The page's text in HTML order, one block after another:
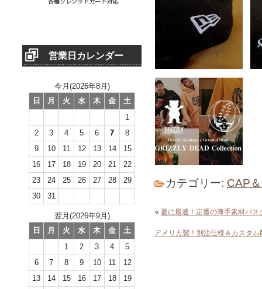
営業日カレンダー
今月(2026年8月)
日
月 火 水 木 金
土
1
2
3 4 5 6 7
8
9
10 11 12 13 14
15
16
17 18 19 20 21
22
23
24 25 26 27 28
29
30
31
翌月(2026年9月)
日
月 火 水 木 金
土
1
2 3 4
5
6
7 8 9 10 11
12
13
14 15 16 17 18
19
カテゴリー: CAP
« 夏に最適！定番の薄手素材バ
アメリカ製！別注仕様＆カスタ